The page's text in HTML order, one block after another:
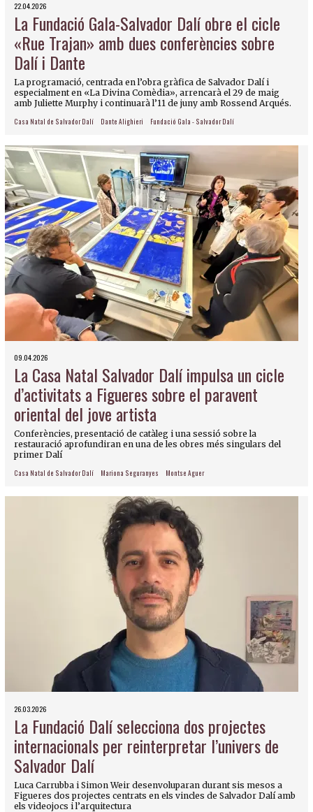
22.04.2026
La Fundació Gala-Salvador Dalí obre el cicle
«Rue Trajan» amb dues conferències sobre
Dalí i Dante
La programació, centrada en l’obra gràfica de Salvador Dalí i
especialment en «La Divina Comèdia», arrencarà el 29 de maig
amb Juliette Murphy i continuarà l’11 de juny amb Rossend Arqués.
Casa Natal de Salvador Dalí Dante Alighieri Fundació Gala - Salvador Dalí
09.04.2026
La Casa Natal Salvador Dalí impulsa un cicle
d’activitats a Figueres sobre el paravent
oriental del jove artista
Conferències, presentació de catàleg i una sessió sobre la
restauració aprofundiran en una de les obres més singulars del
primer Dalí
Casa Natal de Salvador Dalí Mariona Seguranyes Montse Aguer
26.03.2026
La Fundació Dalí selecciona dos projectes
internacionals per reinterpretar l’univers de
Salvador Dalí
Luca Carrubba i Simon Weir desenvoluparan durant sis mesos a
Figueres dos projectes centrats en els vincles de Salvador Dalí amb
els videojocs i l’arquitectura